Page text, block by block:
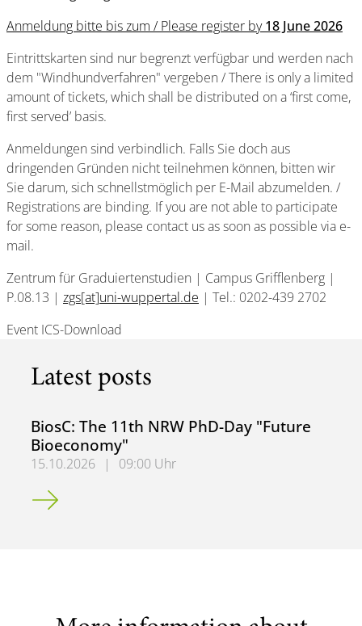
Anmeldung bitte bis zum / Please register by18 June 2026
Eintrittskarten sind nur begrenzt verfügbar und werden nach
dem "Windhundverfahren" vergeben / There is only a limited
amount of tickets, which shall be distributed on a ‘first come,
first served’ basis.
Anmeldungen sind verbindlich. Falls Sie doch aus
dringenden Gründen nicht teilnehmen können, bitten wir
Sie darum, sich schnellstmöglich per E-Mail abzumelden. /
Registrations are binding. If you are not able to participate
for some reason, please contact us as soon as possible via e-
mail.
Zentrum für Graduiertenstudien | Campus Grifflenberg |
P.08.13 | zgs[at]uni-wuppertal.de | Tel.: 0202-439 2702
Event ICS-Download
Latest posts
BiosC: The 11th NRW PhD-Day "Future
Bioeconomy"
15.10.2026 |
09:00 Uhr
BiosC: The 11th NRW PhD-Day "Future Bioeconomy"